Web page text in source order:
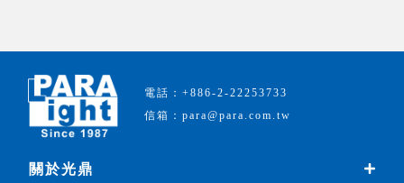
電話：+886-2-22253733
信箱：para@para.com.tw
關於光鼎